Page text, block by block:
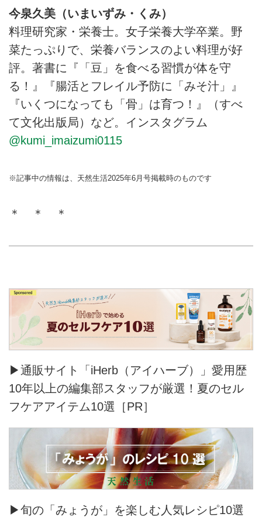
今泉久美（いまいずみ・くみ）
料理研究家・栄養士。女子栄養大学卒業。野
菜たっぷりで、栄養バランスのよい料理が好
評。著書に『「豆」を食べる習慣が体を守
る！』『腸活とフレイル予防に「みそ汁」』
『いくつになっても「骨」は育つ！』（すべ
て文化出版局）など。インスタグラム
@kumi_imaizumi0115
※記事中の情報は、天然生活2025年6月号掲載時のものです
＊ ＊ ＊
▶通販サイト「iHerb（アイハーブ）」愛用歴
10年以上の編集部スタッフが厳選！夏のセル
フケアアイテム10選［PR］
▶旬の「みょうが」を楽しむ人気レシピ10選